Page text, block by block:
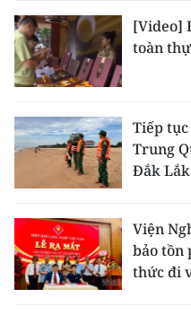
FRANÇAIS
РУССКИЙ
한국어
[Video]
toàn
Tiếp
Trung
Đắk Lắk
Viện
bảo tồn
thức đi